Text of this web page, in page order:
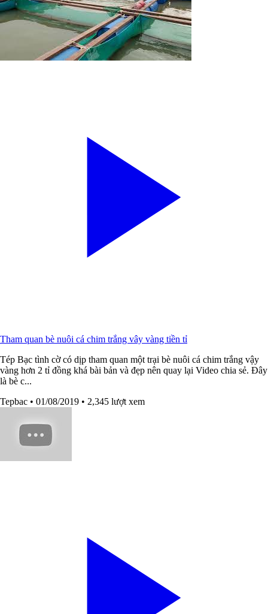
Tham quan bè nuôi cá chim trắng vây vàng tiền tỉ
Tép Bạc tình cờ có dịp tham quan một trại bè nuôi cá chim trắng vậy
vàng hơn 2 tỉ đồng khá bài bản và đẹp nên quay lại Video chia sẻ. Đây
là bè c...
Tepbac • 01/08/2019 • 2,345 lượt xem